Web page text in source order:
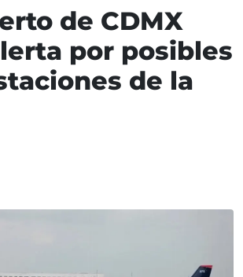
de CDMX
por posibles
de la